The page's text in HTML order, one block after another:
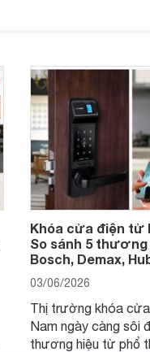
Khóa cửa điện tử
So sánh 5 thương
Bosch, Demax,
03/06/2026
Thị trường khóa
Nam ngày càng sôi
thương hiệu từ phổ